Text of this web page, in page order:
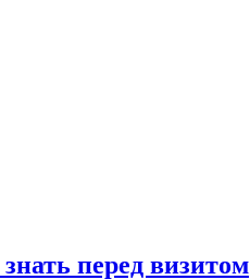
перед визитом